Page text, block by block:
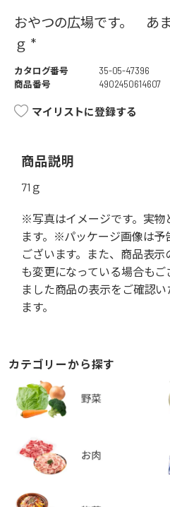
おやつの広場です。 あ
ｇ *
カタログ番号
35-05-47396
商品番号
4902450614607
マイリストに登録する
商品説明
71ｇ
※写真はイメージです。実物
ます。※パッケージ画像は予
ございます。また、商品表
も変更になっている場合も
ました商品の表示をご確認
ます。
カテゴリーから探す